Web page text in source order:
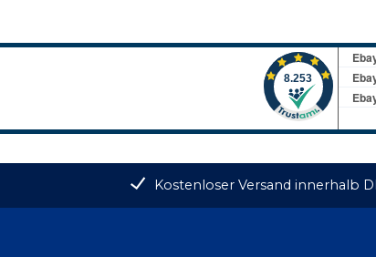
Kostenloser Versand innerhalb